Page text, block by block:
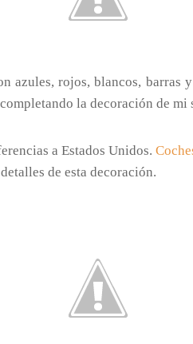
rojos, blancos, barras
la decoración de mi
a Estados Unidos.
de esta decoración.